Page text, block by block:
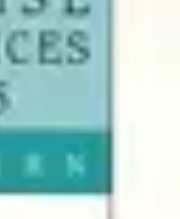
Astuces et